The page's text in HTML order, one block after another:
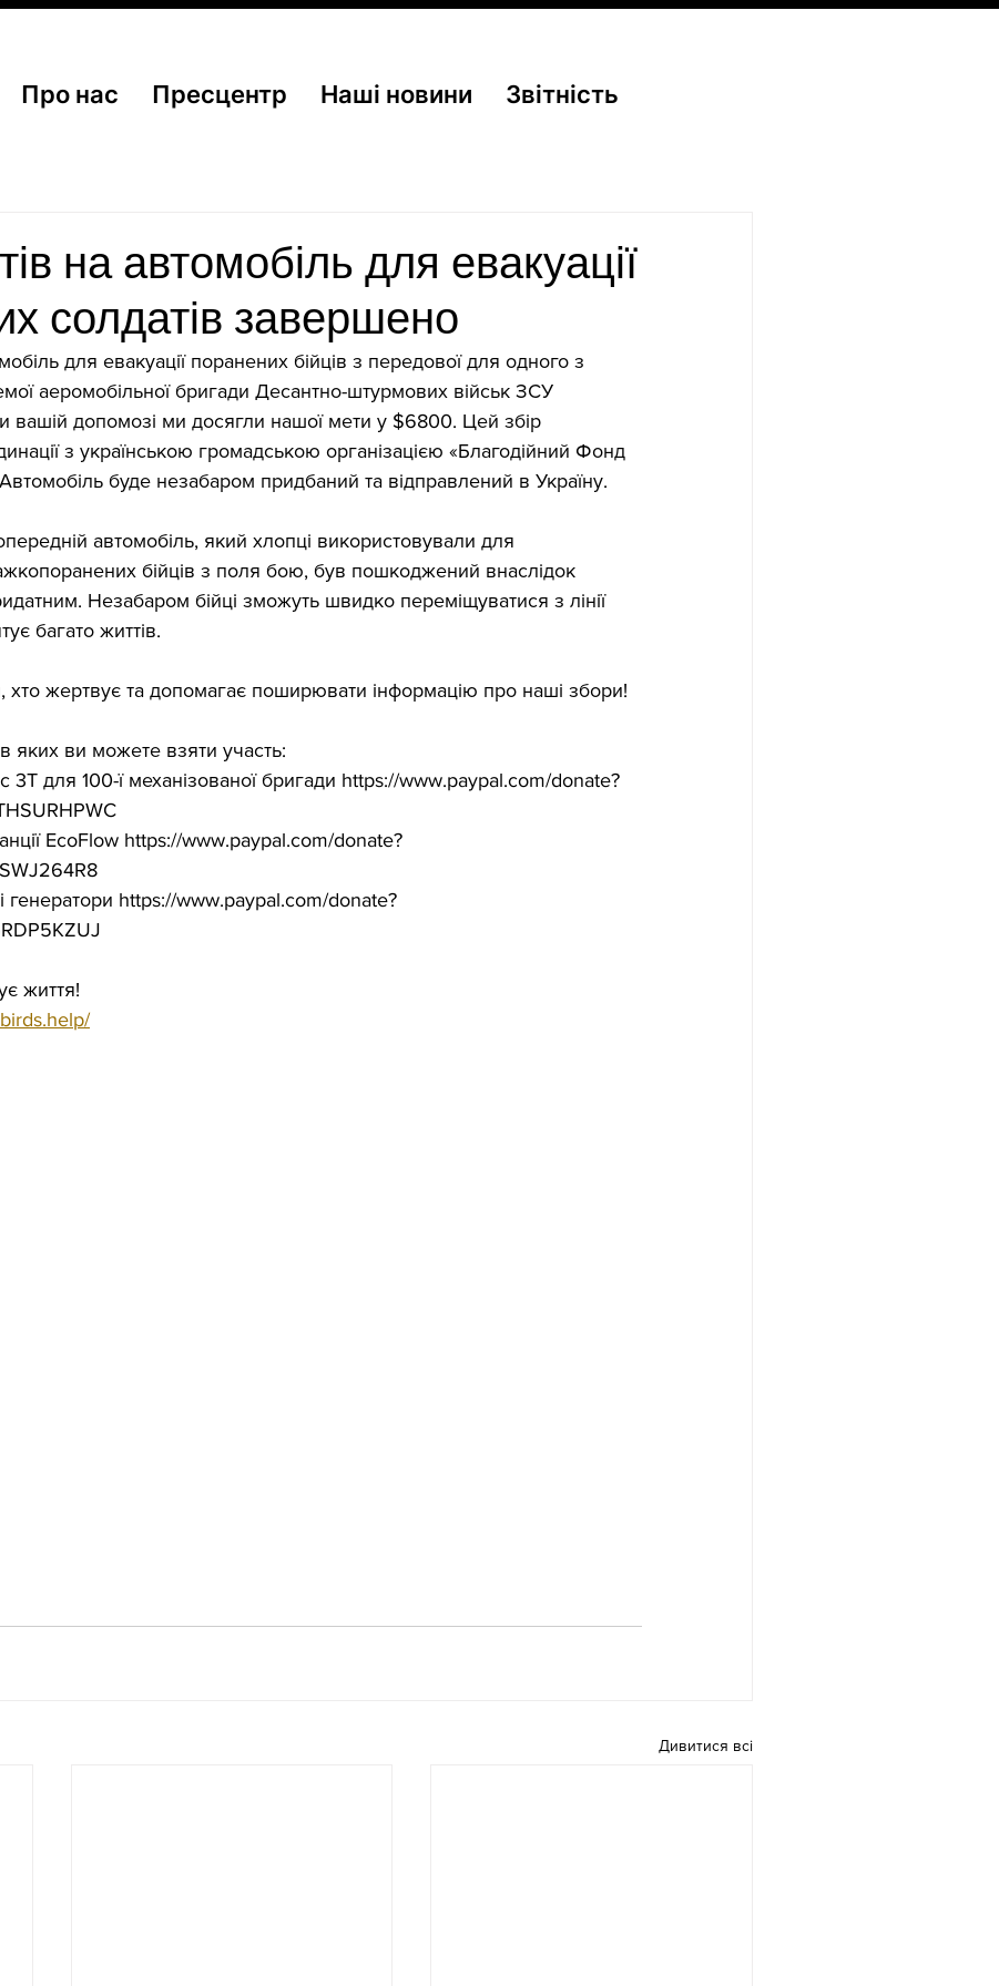
Про нас Пресцентр Наші новини Звітність
на автомобіль для евакуації
солдатів завершено
для евакуації поранених бійців з передової для одного з
аеромобільної бригади Десантно-штурмових військ ЗСУ
вашій допомозі ми досягли нашої мети у $6800. Цей збір
з українською громадською організацією «Благодійний Фонд
буде незабаром придбаний та відправлений в Україну.
автомобіль, який хлопці використовували для
бійців з поля бою, був пошкоджений внаслідок
Незабаром бійці зможуть швидко переміщуватися з лінії
багато життів.
хто жертвує та допомагає поширювати інформацію про наші збори!
яких ви можете взяти участь:
для 100-ї механізованої бригади https://www.paypal.com/donate?
EcoFlow https://www.paypal.com/donate?
генератори https://www.paypal.com/donate?
життя!
Дивитися всі